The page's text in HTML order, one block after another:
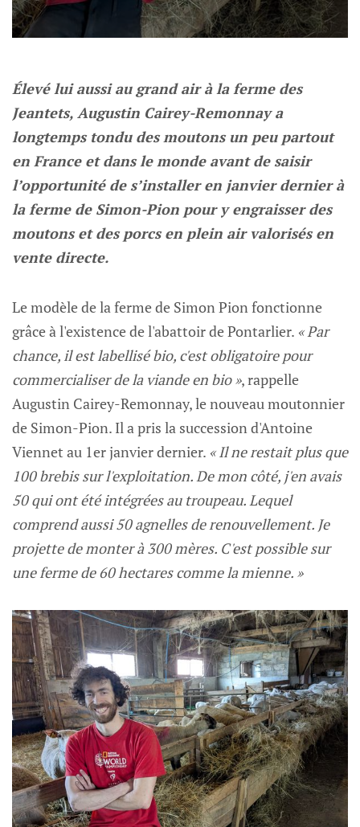
Élevé lui aussi au grand air à la ferme des
Jeantets, Augustin Cairey-Remonnay a
longtemps tondu des moutons un peu partout
en France et dans le monde avant de saisir
l’opportunité de s’installer en janvier dernier à
la ferme de Simon-Pion pour y engraisser des
moutons et des porcs en plein air valorisés en
vente directe.
Le modèle de la ferme de Simon Pion fonctionne
grâce à l'existence de l'abattoir de Pontarlier. « Par
chance, il est labellisé bio, c'est obligatoire pour
commercialiser de la viande en bio », rappelle
Augustin Cairey-Remonnay, le nouveau moutonnier
de Simon-Pion. Il a pris la succession d'Antoine
Viennet au 1er janvier dernier. « Il ne restait plus que
100 brebis sur l'exploitation. De mon côté, j'en avais
50 qui ont été intégrées au troupeau. Lequel
comprend aussi 50 agnelles de renouvellement. Je
projette de monter à 300 mères. C'est possible sur
une ferme de 60 hectares comme la mienne. »